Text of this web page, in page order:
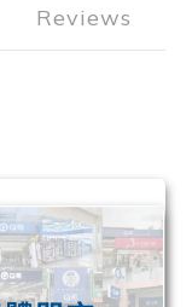
Reviews